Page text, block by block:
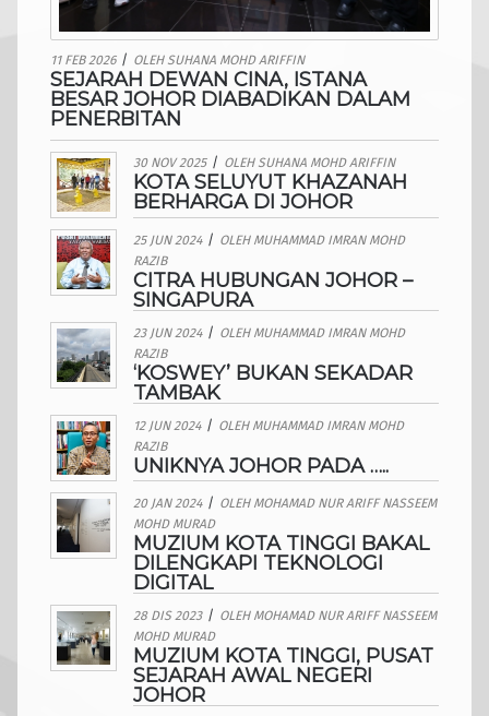
11 FEB 2026 / OLEH SUHANA MOHD ARIFFIN
SEJARAH DEWAN CINA, ISTANA
BESAR JOHOR DIABADIKAN DALAM
PENERBITAN
30 NOV 2025 / OLEH SUHANA MOHD ARIFFIN
KOTA SELUYUT KHAZANAH
BERHARGA DI JOHOR
25 JUN 2024 / OLEH MUHAMMAD IMRAN MOHD
RAZIB
CITRA HUBUNGAN JOHOR –
SINGAPURA
23 JUN 2024 / OLEH MUHAMMAD IMRAN MOHD
RAZIB
‘KOSWEY’ BUKAN SEKADAR
TAMBAK
12 JUN 2024 / OLEH MUHAMMAD IMRAN MOHD
RAZIB
UNIKNYA JOHOR PADA …..
20 JAN 2024 / OLEH MOHAMAD NUR ARIFF NASSEEM
MOHD MURAD
MUZIUM KOTA TINGGI BAKAL
DILENGKAPI TEKNOLOGI
DIGITAL
28 DIS 2023 / OLEH MOHAMAD NUR ARIFF NASSEEM
MOHD MURAD
MUZIUM KOTA TINGGI, PUSAT
SEJARAH AWAL NEGERI
JOHOR